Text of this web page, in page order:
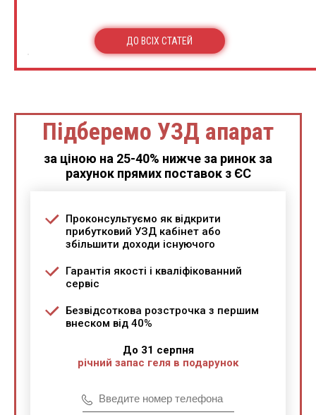
ДО ВСІХ СТАТЕЙ
Підберемо УЗД апарат
за ціною на 25-40% нижче за ринок за
рахунок прямих поставок з ЄС
Проконсультуємо як відкрити
прибутковий УЗД кабінет або
збільшити доходи існуючого
Гарантія якості і кваліфікованний
сервіс
Безвідсоткова розстрочка з першим
внеском від 40%
До 31 серпня
річний запас геля в подарунок